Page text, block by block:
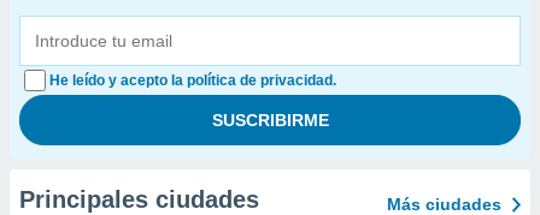
He leído y acepto la política de privacidad.
Principales ciudades Más ciudades